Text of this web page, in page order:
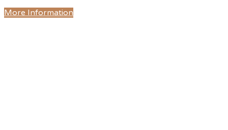
More Information